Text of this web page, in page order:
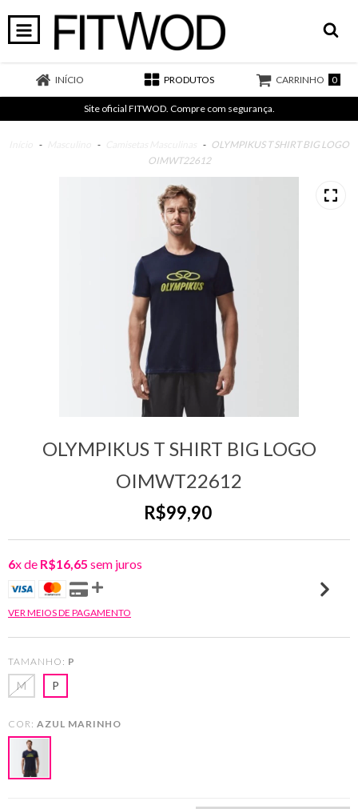
INÍCIO PRODUTOS CARRINHO 0
Site oficial FITWOD. Compre com segurança.
- - - OLYMPIKUS T SHIRT BIG LOGO
OIMWT22612
OLYMPIKUS T SHIRT BIG LOGO
OIMWT22612
R$99,90
6x de R$16,65 sem juros
VER MEIOS DE PAGAMENTO
TAMANHO: P
M P
COR: AZUL MARINHO